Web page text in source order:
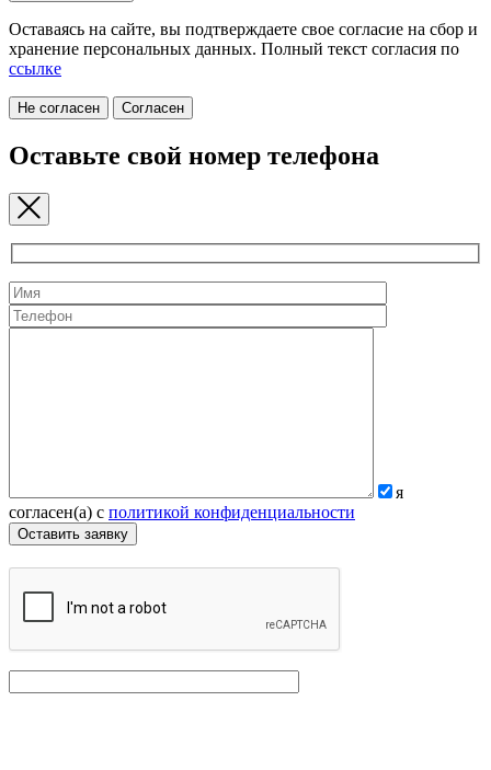
Оставаясь на сайте, вы подтверждаете свое согласие на cбор и
хранение персональных данных. Полный текст согласия по
ссылке
Не согласен Согласен
Оставьте свой номер телефона
я
согласен(а) с политикой конфиденциальности